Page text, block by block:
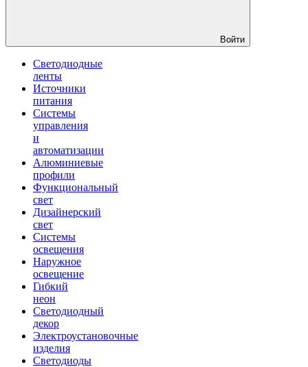
Войти
Светодиодные
ленты
Источники
питания
Системы
управления
и
автоматизации
Алюминиевые
профили
Функциональный
свет
Дизайнерский
свет
Системы
освещения
Наружное
освещение
Гибкий
неон
Светодиодный
декор
Электроустановочные
изделия
Светодиоды